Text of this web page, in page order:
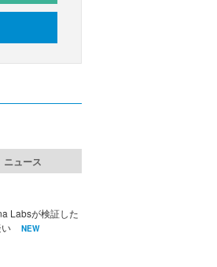
ニュース
Labsが検証した
NEW